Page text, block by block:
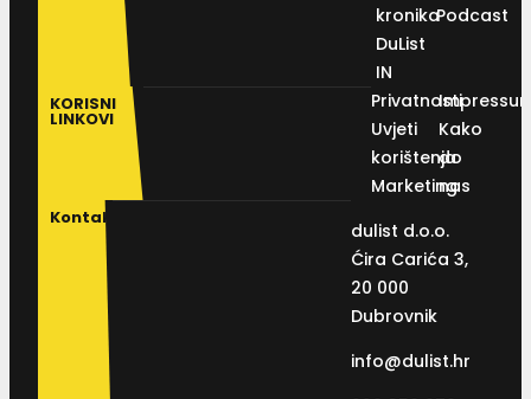
kronika
DuList
IN
Podcast
KORISNI
LINKOVI
Privatnosti
Uvjeti
korištenja
Marketing
Kako
do
nas
Kontakt
dulist d.o.o.
Ćira Carića 3,
20 000
Dubrovnik
info@dulist.hr